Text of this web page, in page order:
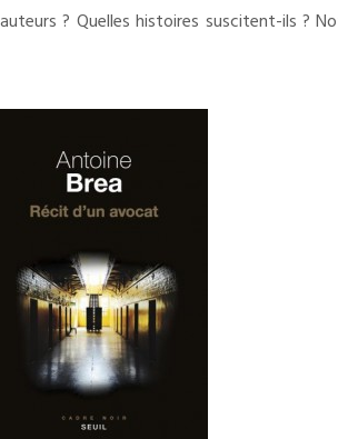
? Quelles histoires suscitent-ils ?